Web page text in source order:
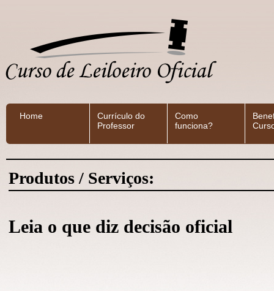
Home
Currículo do
Professor
Como
funciona?
Produtos / Serviços:
Leia o que diz decisão oficial